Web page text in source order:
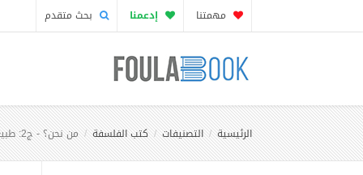
مهمتنا إدعمنا بحث متقدم
الرئيسية التصنيفات كتب الفلسفة من نحن؟ - ج2: طبيعتنا الاستثنائية من منظور علمي